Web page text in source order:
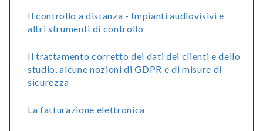
Il controllo a distanza - Impianti audiovisivi e
altri strumenti di controllo
Il trattamento corretto dei dati dei clienti e dello
studio, alcune nozioni di GDPR e di misure di
sicurezza
La fatturazione elettronica